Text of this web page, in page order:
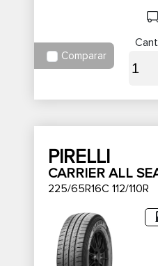
Comparar
PIRELLI
CARRIER ALL
225/65R16C 112/110R